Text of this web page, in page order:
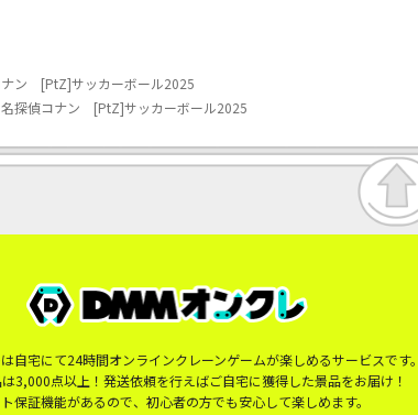
ナン [PtZ]サッカーボール2025
名探偵コナン [PtZ]サッカーボール2025
自宅にて24時間オンラインクレーンゲームが楽しめるサービスです
3,000点以上！発送依頼を行えばご自宅に獲得した景品をお届け！
保証機能があるので、初心者の方でも安心して楽しめます。